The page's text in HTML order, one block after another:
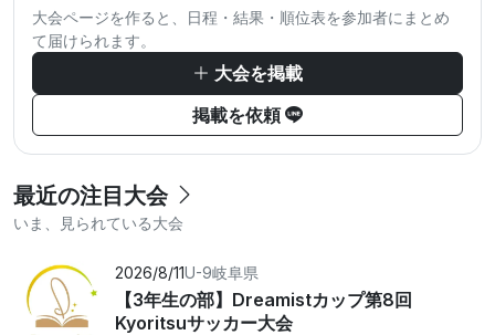
大会ページを作ると、日程・結果・順位表を参加者にまとめ
て届けられます。
大会を掲載
掲載を依頼
最近の注目大会
いま、見られている大会
2026/8/11U-9岐阜県
【3年生の部】Dreamistカップ第8回
Kyoritsuサッカー大会